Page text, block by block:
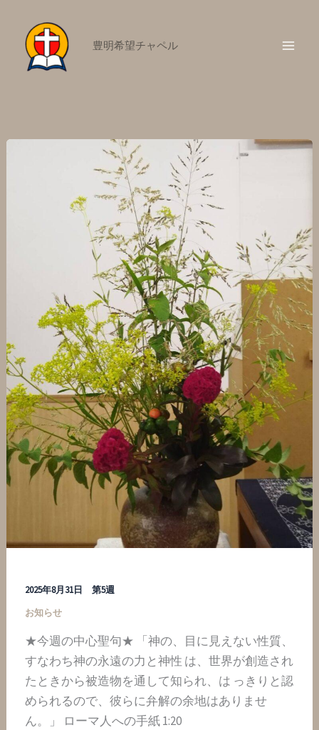
豊明希望チャペル
2025年8月31日 第5週
お知らせ
★今週の中心聖句★ 「神の、目に見えない性質、
すなわち神の永遠の力と神性 は、世界が創造され
たときから被造物を通して知られ、は っきりと認
められるので、彼らに弁解の余地はありませ
ん。」 ローマ人への手紙 1:20